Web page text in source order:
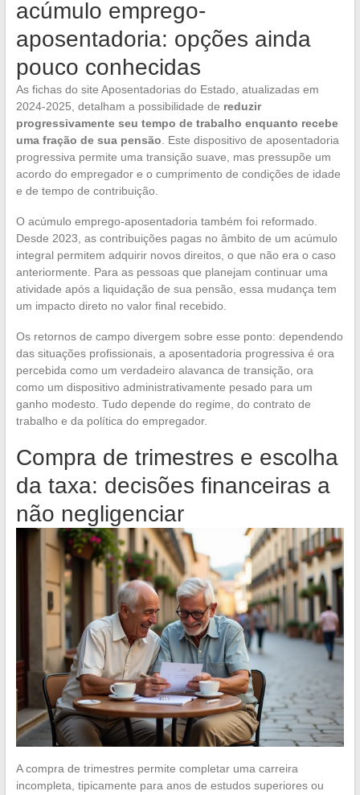
acúmulo emprego-
aposentadoria: opções ainda
pouco conhecidas
As fichas do site Aposentadorias do Estado, atualizadas em
2024-2025, detalham a possibilidade de reduzir
progressivamente seu tempo de trabalho enquanto recebe
uma fração de sua pensão . Este dispositivo de aposentadoria
progressiva permite uma transição suave, mas pressupõe um
acordo do empregador e o cumprimento de condições de idade
e de tempo de contribuição.
O acúmulo emprego-aposentadoria também foi reformado.
Desde 2023, as contribuições pagas no âmbito de um acúmulo
integral permitem adquirir novos direitos, o que não era o caso
anteriormente. Para as pessoas que planejam continuar uma
atividade após a liquidação de sua pensão, essa mudança tem
um impacto direto no valor final recebido.
Os retornos de campo divergem sobre esse ponto: dependendo
das situações profissionais, a aposentadoria progressiva é ora
percebida como um verdadeiro alavanca de transição, ora
como um dispositivo administrativamente pesado para um
ganho modesto. Tudo depende do regime, do contrato de
trabalho e da política do empregador.
Compra de trimestres e escolha
da taxa: decisões financeiras a
não negligenciar
A compra de trimestres permite completar uma carreira
incompleta, tipicamente para anos de estudos superiores ou